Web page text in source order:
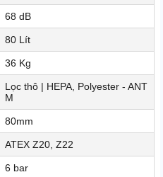
68 dB
80 Lít
36 Kg
Lọc thô | HEPA, Polyester - ANT
M
80mm
ATEX Z20, Z22
6 bar